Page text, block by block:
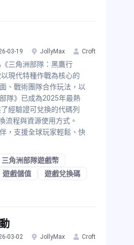
03-19 JollyMax Croft
三角洲部隊：黑鷹行
現代特種作戰為核心的
、戰術團隊合作玩法，以
隊》已成為2025年最熱
經驗證可兌換的代碼列
流程與資源使用方式。
，支援全球玩家輕鬆、快
三角洲部隊遊戲幣
遊戲儲值
遊戲兌換碼
03-02 JollyMax Croft